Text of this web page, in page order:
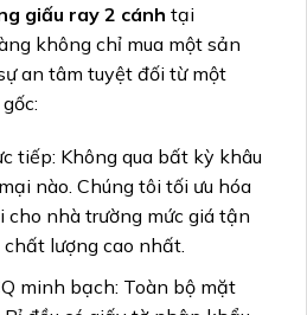
giấu ray 2 cánh tại
không chỉ mua một sản
an tâm tuyệt đối từ một
tiếp: Không qua bất kỳ khâu
nào. Chúng tôi tối ưu hóa
cho nhà trường mức giá tận
lượng cao nhất.
minh bạch: Toàn bộ mặt